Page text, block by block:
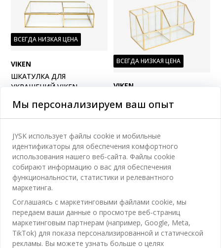
ВСЕГДА НИЗКАЯ ЦЕНА
VIKEN
ШКАТУЛКА ДЛЯ
УКРАШЕНИЙ VIKEN
Доставка
Доступно в магазине
ВСЕГДА НИЗКАЯ ЦЕНА
VIKEN
КОСМЕТИКИ VIKEN
9,5X18X5/9 СМ
225MDL/ Шт
Доставка
Доступно в магазине
54%
Мы персонализируем ваш опыт
JYSK использует файлы cookie и мобильные
идентификаторы для обеспечения комфортного
использования нашего веб-сайта. Файлы cookie
собирают информацию о вас для обеспечения
функциональности, статистики и релевантного
маркетинга.
Соглашаясь с маркетинговыми файлами cookie, мы
передаем ваши данные о просмотре веб-страниц
маркетинговым партнерам (например, Google, Meta,
TikTok) для показа персонализированной и статической
рекламы. Вы можете узнать больше о целях